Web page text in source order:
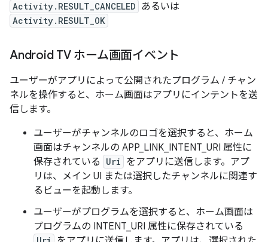
Activity.RESULT_CANCELED あるいは
Activity.RESULT_OK
Android TV ホーム画面イベント
ユーザーがアプリによって公開されたプログラム / チャン
ネルを操作すると、ホーム画面はアプリにインテントを送
信します。
ユーザーがチャンネルのロゴを選択すると、ホーム
画面はチャンネルの APP_LINK_INTENT_URI 属性に
保存されている
Uri をアプリに送信します。アプ
リは、メイン UI または選択したチャンネルに関連す
るビューを起動します。
ユーザーがプログラムを選択すると、ホーム画面は
プログラムの INTENT_URI 属性に保存されている